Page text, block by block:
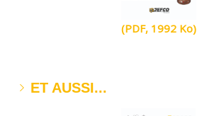
(PDF, 1992 Ko)
ET AUSSI...